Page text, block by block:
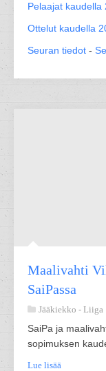
Pelaajat kaudella
Ottelut kaudella
Seuran tiedot -
Maalivahti
SaiPassa
Jääkiekko - Liiga
SaiPa ja
sopimuksen
Lue lisää